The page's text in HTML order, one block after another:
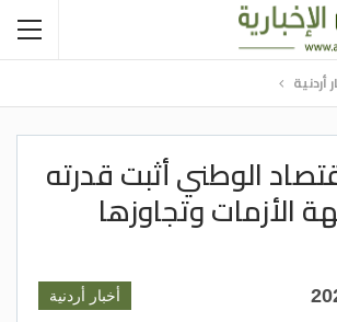
أردنية
الوطني أثبت قدرته
الأزمات وتجاوزها
أخبار أردنية